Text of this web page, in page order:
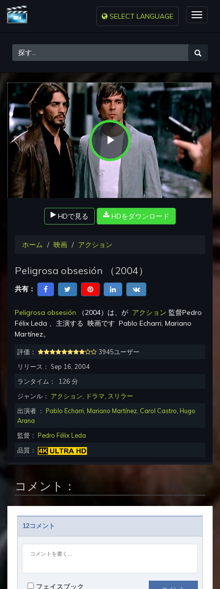
Toggle
SELECT LANGUAGE
Play
Video
HDで見る HDをダウンロード
ホーム 映画 アクション
Peligrosa obsesión （2004）
共有：
Peligrosa obsesión （2004）は、が アクション 監督Pedro
Félix Leda 、主演する 映画です Pablo Echarri, Mariano
Martínez。
評価：
3945ユーザー
リリース： Sep 16, 2004
ランタイム：
126 分
ジャンル： アクション ドラマ スリラー
出演者 ： Pablo Echarri Mariano Martínez Carol Castro Hugo
Arana
監督： Pedro Félix Leda
品質：
コメント：
12コメント
フェイスブック